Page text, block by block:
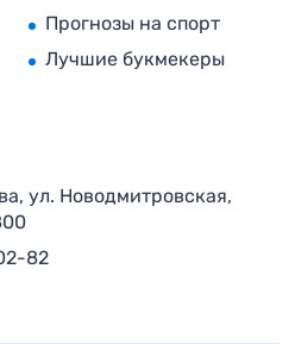
Прогнозы на спорт
Лучшие букмекеры
ул. Новодмитровская,
82